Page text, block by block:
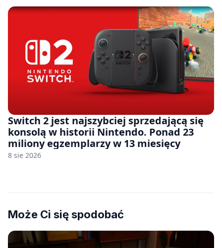
Switch 2 jest najszybciej sprzedającą się
konsolą w historii Nintendo. Ponad 23
miliony egzemplarzy w 13 miesięcy
8 sie 2026
Może Ci się spodobać